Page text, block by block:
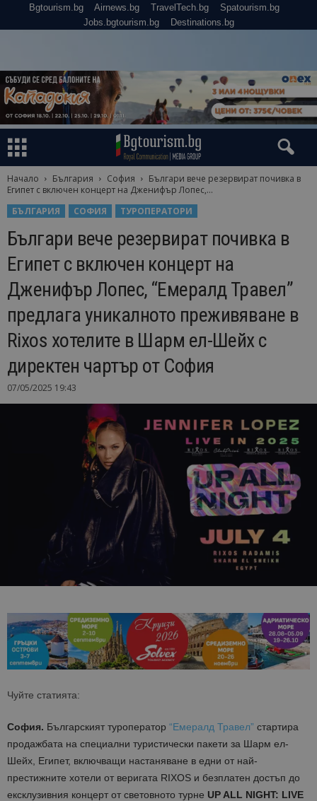
Bgtourism.bg Airnews.bg TravelTech.bg
Spatourism.bg
Jobs.bgtourism.bg
Destinations.bg
Начало България София
Българи вече резервират почивка в
Египет с включен концерт на Дженифър Лопес,...
БЪЛГАРИЯ
СОФИЯ ТУРОПЕРАТОРИ
Българи вече резервират почивка в
Египет с включен концерт на
Дженифър Лопес, “Емералд Травел”
предлага уникалното преживяване в
Rixos хотелите в Шарм ел-Шейх с
директен чартър от София
07/05/2025 19:43
Чуйте статията:
София. Българският туроператор “Емералд Травел” стартира
продажбата на специални туристически пакети за Шарм ел-
Шейх, Египет, включващи настаняване в едни от най-
престижните хотели от веригата RIXOS и безплатен достъп до
ексклузивния концерт от световното турне UP ALL NIGHT: LIVE